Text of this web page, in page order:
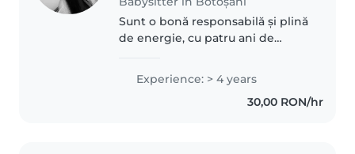
Sunt o bonă responsabilă și plină
de energie, cu patru ani de
de la bebeluși până la școlari.
Vorbesc engleză și îmi place să
Experience: > 4 years
30,00 RON/hr